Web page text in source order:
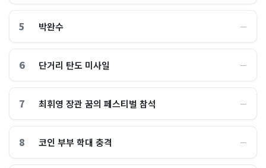
5 박완수 ―
6 단거리 탄도 미사일 ―
7 최휘영 장관 꿈의 페스티벌 참석 ―
8 코인 부부 학대 충격 ―